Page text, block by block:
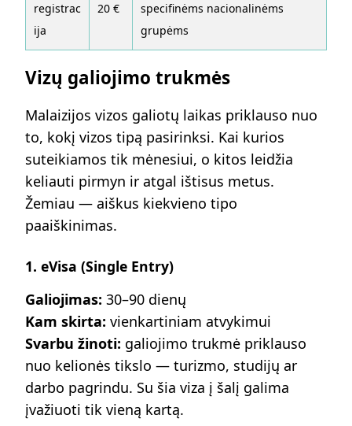
registrac
ija
20 €
specifinėms nacionalinėms
grupėms
Vizų galiojimo trukmės
Malaizijos vizos galiotų laikas priklauso nuo
to, kokį vizos tipą pasirinksi. Kai kurios
suteikiamos tik mėnesiui, o kitos leidžia
keliauti pirmyn ir atgal ištisus metus.
Žemiau — aiškus kiekvieno tipo
paaiškinimas.
1. eVisa (Single Entry)
Galiojimas: 30–90 dienų
Kam skirta: vienkartiniam atvykimui
Svarbu žinoti: galiojimo trukmė priklauso
nuo kelionės tikslo — turizmo, studijų ar
darbo pagrindu. Su šia viza į šalį galima
įvažiuoti tik vieną kartą.